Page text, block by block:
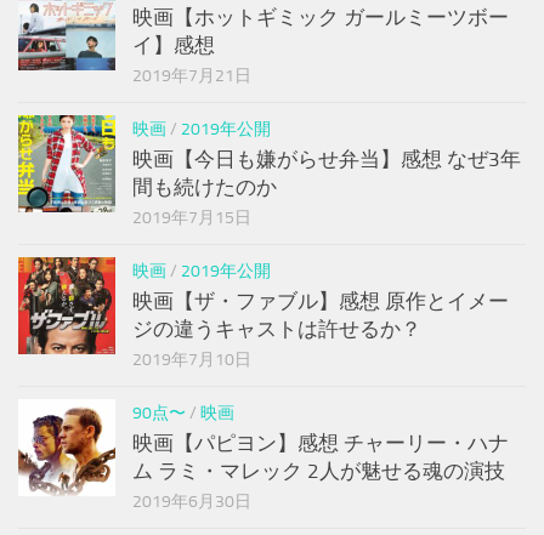
映画【ホットギミック ガールミーツボー
イ】感想
2019年7月21日
映画/ 2019年公開
映画【今日も嫌がらせ弁当】感想 なぜ3年
間も続けたのか
2019年7月15日
映画/ 2019年公開
映画【ザ・ファブル】感想 原作とイメー
ジの違うキャストは許せるか？
2019年7月10日
90点〜 / 映画
映画【パピヨン】感想 チャーリー・ハナ
ム ラミ・マレック 2人が魅せる魂の演技
2019年6月30日